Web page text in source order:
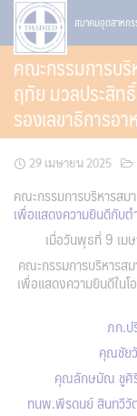
Skip
content
สมาคมอุตสาหกร
คณะกรรมการบ
ฤทัย มวลประสิท
รองเลขาธิการอา
29 เมษายน 2025
คณะกรรมการบริหารสม
เพื่อแสดงความยินดีกับต
เมื่อวันพุธที่ 9 เม
คณะกรรมการบริหารส
เพื่อแสดงความยินดีใน
ภก.
คุณชัย
คุณลักษมัณ ชูศิ
ทนพ.พีรดนย์ สินทวีวั